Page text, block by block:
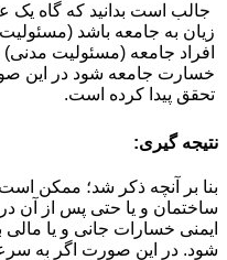
جالب است بدانید که گاه
زیان به جامعه باشد
افراد جامعه (مسئولیت
خسارت جامعه شود در این
تحقق پیدا کرده است.
نتیجه گیری:
بنا بر آنچه ذکر شد؛ ممکن
ساختمان و یا حتی پس از آن
ایمنی خسارات جانی و یا مالی
شود. در این صورت اگر به